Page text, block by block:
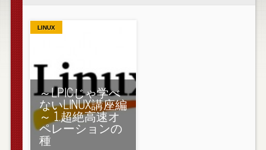
LINUX
～LPICじゃ学べ
ないLINUX講座編
～ 1.超絶高速オ
ペレーションの
種